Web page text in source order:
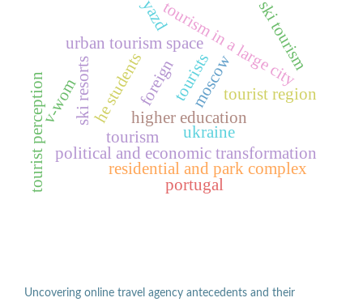
tourism
higher education
he studentsforeign
ukraine
urban tourism spacetourism in a large city
moscowtourist region
political and economic transformation
residential and park complex
ski resorts
ski tourism
tourists
yazd
portugal
tourist perceptionv-wom
Uncovering online travel agency antecedents and their